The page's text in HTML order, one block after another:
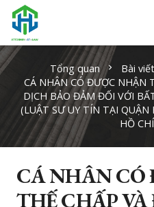
Tổng quan chevron_right Bài
CÁ NHÂN CÓ ĐƯỢC NHẬN
DỊCH BẢO ĐẢM ĐỐI VỚI
(LUẬT SƯ UY TÍN TẠI
HỒ
CÁ NHÂN
THẾ CHẤP